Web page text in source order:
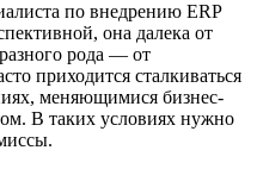
по внедрению ERP
она далека от
рода — от
приходится сталкиваться
меняющимися бизнес-
В таких условиях нужно